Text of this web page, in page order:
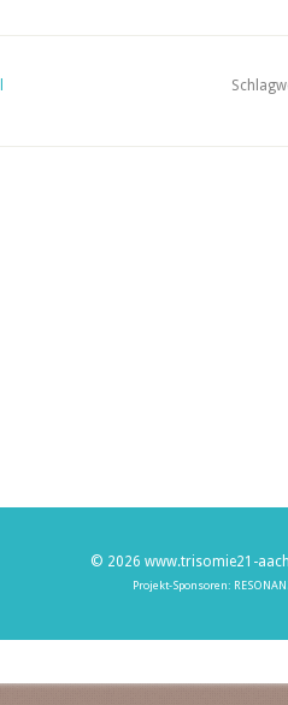
© 2026 www.trisomie21-
Projekt-Sponsoren: